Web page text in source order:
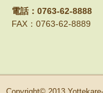
電話：0763-62-8888
FAX：0763-62-8889